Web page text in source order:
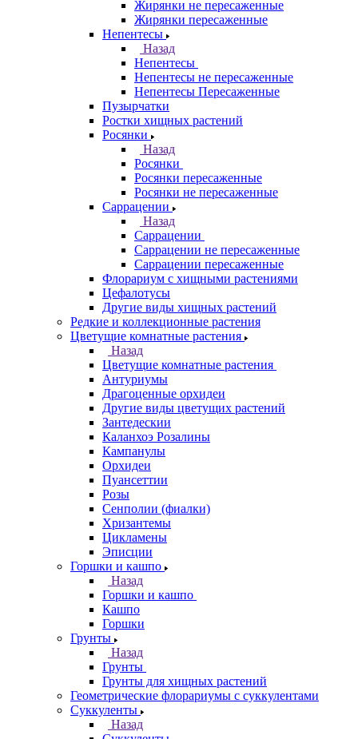
Жирянки не пересаженные
Жирянки пересаженные
Непентесы
Назад
Непентесы
Непентесы не пересаженные
Непентесы Пересаженные
Пузырчатки
Ростки хищных растений
Росянки
Назад
Росянки
Росянки пересаженные
Росянки не пересаженные
Саррацении
Назад
Саррацении
Саррацении не пересаженные
Саррацении пересаженные
Флорариум с хищными растениями
Цефалотусы
Другие виды хищных растений
Редкие и коллекционные растения
Цветущие комнатные растения
Назад
Цветущие комнатные растения
Антуриумы
Драгоценные орхидеи
Другие виды цветущих растений
Зантедескии
Каланхоэ Розалины
Кампанулы
Орхидеи
Пуансеттии
Розы
Сенполии (фиалки)
Хризантемы
Цикламены
Эписции
Горшки и кашпо
Назад
Горшки и кашпо
Кашпо
Горшки
Грунты
Назад
Грунты
Грунты для хищных растений
Геометрические флорариумы с суккулентами
Суккуленты
Назад